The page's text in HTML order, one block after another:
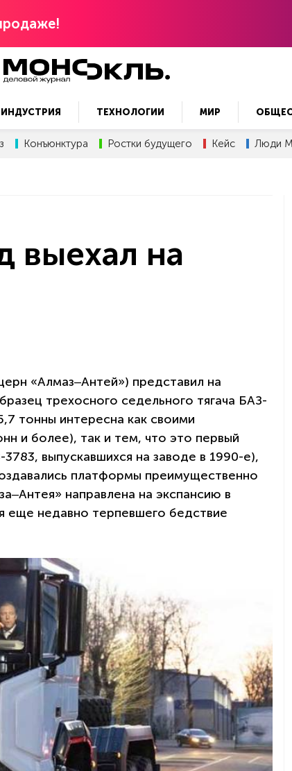
ИНДУСТРИЯ ТЕХНОЛОГИИ МИР
Конъюнктура Ростки будущего Кейс Люди
выехал на
«Алмаз‒Антей») представил на
трехосного седельного тягача БАЗ-
тонны интересна как своими
и более), так и тем, что это первый
выпускавшихся на заводе в 1990-е),
платформы преимущественно
направлена на экспансию в
еще недавно терпевшего бедствие